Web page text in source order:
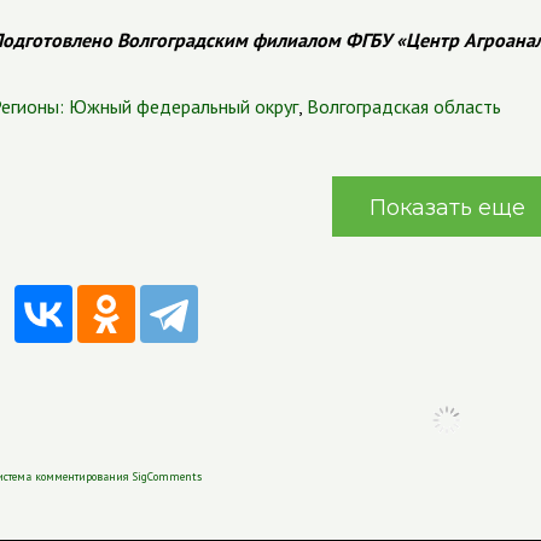
Волгоградским филиалом ФГБУ «Центр
Южный федеральный округ, Волгоградская область
Показать еще
комментирования SigComments